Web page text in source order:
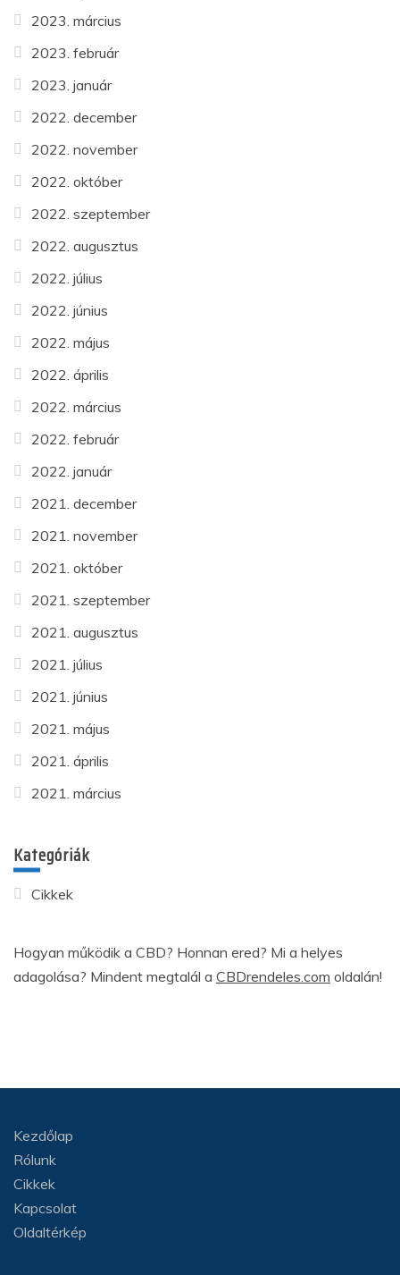
2023. március
2023. február
2023. január
2022. december
2022. november
2022. október
2022. szeptember
2022. augusztus
2022. július
2022. június
2022. május
2022. április
2022. március
2022. február
2022. január
2021. december
2021. november
2021. október
2021. szeptember
2021. augusztus
2021. július
2021. június
2021. május
2021. április
2021. március
Kategóriák
Cikkek
Hogyan működik a CBD? Honnan ered? Mi a helyes
adagolása? Mindent megtalál a CBDrendeles.com oldalán!
Kezdőlap
Rólunk
Cikkek
Kapcsolat
Oldaltérkép